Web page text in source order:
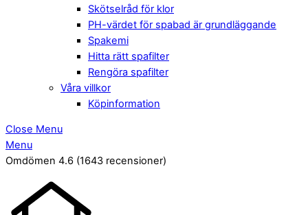
Skötselråd för klor
PH-värdet för spabad är grundläggande
Spakemi
Hitta rätt spafilter
Rengöra spafilter
Våra villkor
Köpinformation
Close Menu
Menu
Omdömen 4.6 (1643 recensioner)